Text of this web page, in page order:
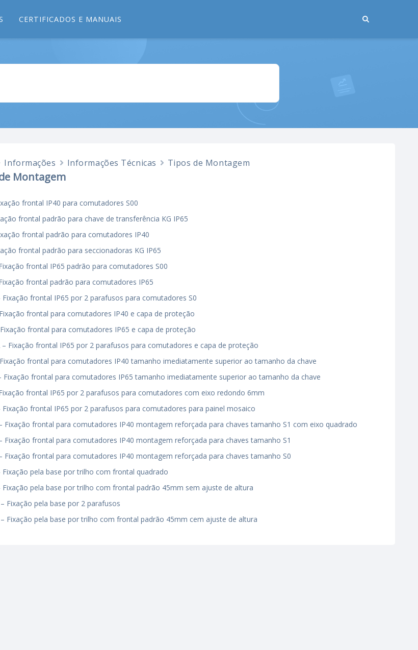
CERTIFICADOS E MANUAIS
Informações Informações Técnicas Tipos de Montagem
Montagem
frontal IP40 para comutadores S00
frontal padrão para chave de transferência KG IP65
frontal padrão para comutadores IP40
frontal padrão para seccionadoras KG IP65
frontal IP65 padrão para comutadores S00
frontal padrão para comutadores IP65
Fixação frontal IP65 por 2 parafusos para comutadores S0
frontal para comutadores IP40 e capa de proteção
frontal para comutadores IP65 e capa de proteção
– Fixação frontal IP65 por 2 parafusos para comutadores e capa de proteção
frontal para comutadores IP40 tamanho imediatamente superior ao tamanho da chave
Fixação frontal para comutadores IP65 tamanho imediatamente superior ao tamanho da chave
frontal IP65 por 2 parafusos para comutadores com eixo redondo 6mm
Fixação frontal IP65 por 2 parafusos para comutadores para painel mosaico
Fixação frontal para comutadores IP40 montagem reforçada para chaves tamanho S1 com eixo quadrado
Fixação frontal para comutadores IP40 montagem reforçada para chaves tamanho S1
Fixação frontal para comutadores IP40 montagem reforçada para chaves tamanho S0
Fixação pela base por trilho com frontal quadrado
Fixação pela base por trilho com frontal padrão 45mm sem ajuste de altura
– Fixação pela base por 2 parafusos
– Fixação pela base por trilho com frontal padrão 45mm cem ajuste de altura